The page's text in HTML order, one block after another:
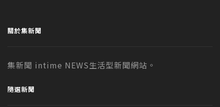
關於集新聞
集新聞 intime NEWS生活型新聞網站。
隨選新聞